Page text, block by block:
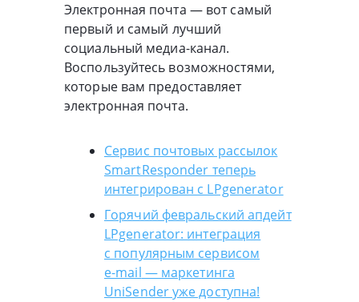
Электронная почта — вот самый
первый и самый лучший
социальный медиа-канал.
Воспользуйтесь возможностями,
которые вам предоставляет
электронная почта.
Сервис почтовых рассылок
SmartResponder теперь
интегрирован с LPgenerator
Горячий февральский апдейт
LPgenerator: интеграция
с популярным сервисом
e-mail — маркетинга
UniSender уже доступна!